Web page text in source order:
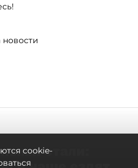
новости
стали:
cookie-